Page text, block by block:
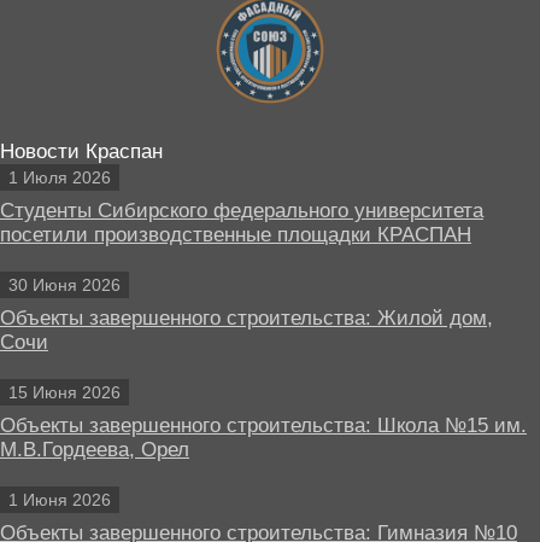
Новости Краспан
1 Июля 2026
Студенты Сибирского федерального университета
посетили производственные площадки КРАСПАН
30 Июня 2026
Объекты завершенного строительства: Жилой дом,
Сочи
15 Июня 2026
Объекты завершенного строительства: Школа №15 им.
М.В.Гордеева, Орел
1 Июня 2026
Объекты завершенного строительства: Гимназия №10